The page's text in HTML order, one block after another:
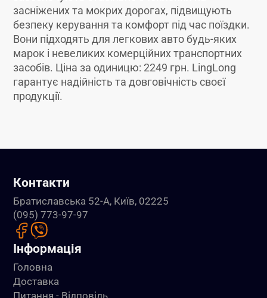
засніжених та мокрих дорогах, підвищують
безпеку керування та комфорт під час поїздки.
Вони підходять для легкових авто будь-яких
марок і невеликих комерційних транспортних
засобів. Ціна за одиницю: 2249 грн. LingLong
гарантує надійність та довговічність своєї
продукції.
Контакти
Братиславська 52-А, Київ, 02225
(095) 773-97-97
Інформація
Головна
Доставка